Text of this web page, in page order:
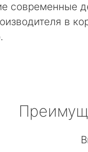
современные
в